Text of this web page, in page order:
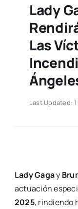
Lady
Las
Last Updated:
Lady Gagay
actuación
2025, rindiendo